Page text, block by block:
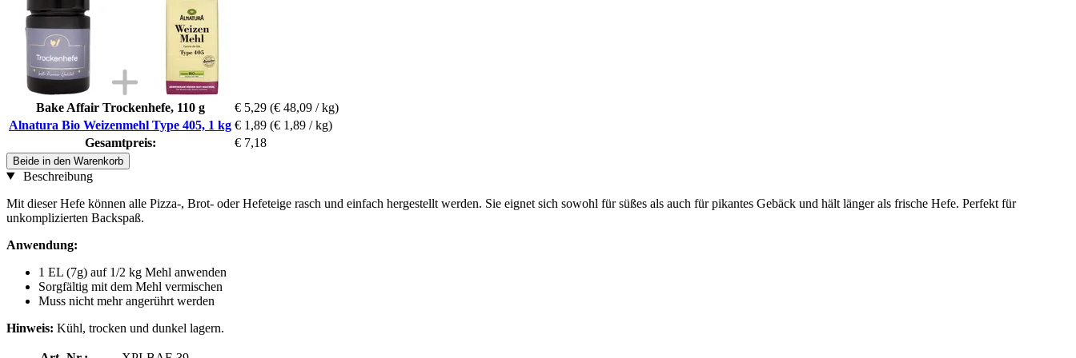
Bake Affair Trockenhefe, 110 g € 5,29 (€ 48,09 / kg)
Alnatura Bio Weizenmehl Type 405, 1 kg € 1,89 (€ 1,89 / kg)
Gesamtpreis:
€ 7,18
Beide in den Warenkorb
Beschreibung
Mit dieser Hefe können alle Pizza-, Brot- oder Hefeteige rasch und einfach hergestellt werden. Sie eignet sich sowohl für süßes als auch für pikantes Gebäck und hält länger als frische Hefe. Perfekt für
unkomplizierten Backspaß.
Anwendung:
1 EL (7g) auf 1/2 kg Mehl anwenden
Sorgfältig mit dem Mehl vermischen
Muss nicht mehr angerührt werden
Hinweis: Kühl, trocken und dunkel lagern.